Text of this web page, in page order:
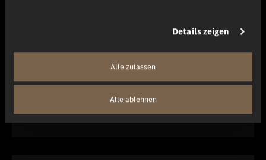
Details zeigen
Alle zulassen
Alle ablehnen
Mercedes-Benz Partner
Verkauf und Service Mercedes-Benz Nutzfahrzeuge, Service
Unimog